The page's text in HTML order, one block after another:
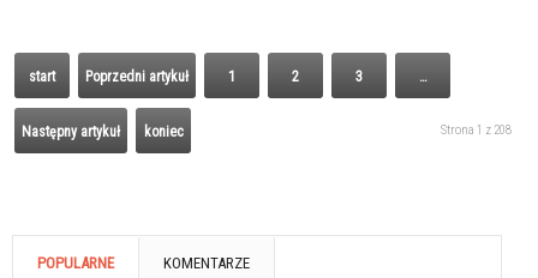
start Poprzedni artykuł 1 2 3 …
Następny artykuł koniec Strona 1 z 208
POPULARNE KOMENTARZE